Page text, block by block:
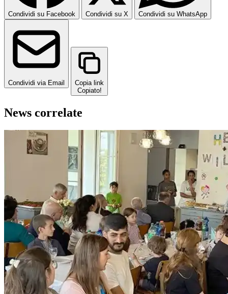
Condividi su Facebook Condividi su X Condividi su WhatsApp
Condividi via Email
Copia link
Copiato!
News correlate